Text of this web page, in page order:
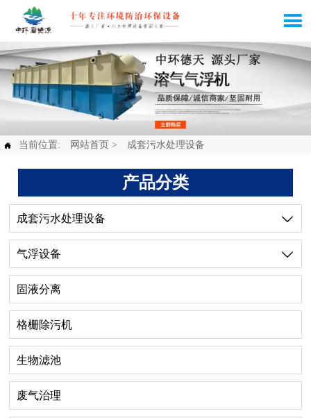

 当前位置: 网站首页 > 成套污水处理设备
产品分类
成套污水处理设备 
气浮设备 
固液分离
格栅除污机
生物滤池
废气治理